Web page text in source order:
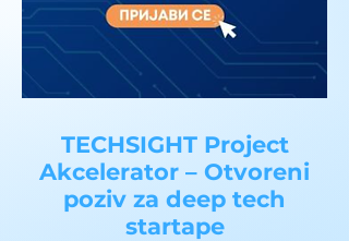
TECHSIGHT Project
Akcelerator – Otvoreni
poziv za deep tech
startape